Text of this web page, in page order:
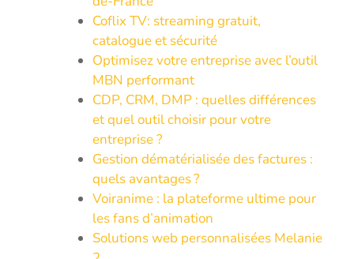
Coflix TV: streaming gratuit,
catalogue et sécurité
Optimisez votre entreprise avec l’outil
MBN performant
CDP, CRM, DMP : quelles différences
et quel outil choisir pour votre
entreprise ?
Gestion dématérialisée des factures :
quels avantages ?
Voiranime : la plateforme ultime pour
les fans d’animation
Solutions web personnalisées Melanie